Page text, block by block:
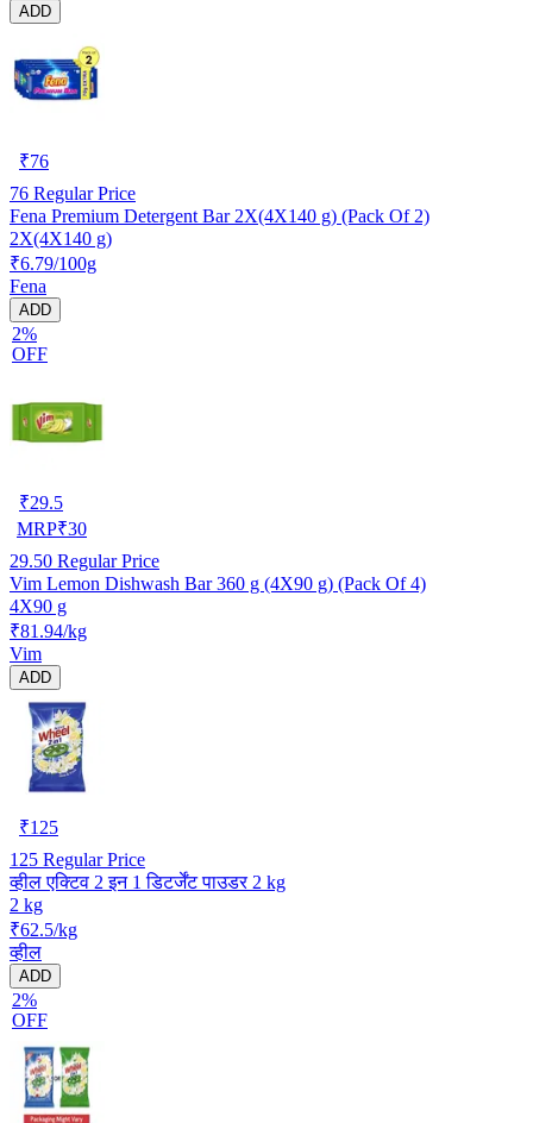
ADD
₹76
76 Regular Price
Fena Premium Detergent Bar 2X(4X140 g) (Pack Of 2)
2X(4X140 g)
₹6.79/100g
Fena
ADD
2%
OFF
₹29.5
MRP₹30
29.50 Regular Price
Vim Lemon Dishwash Bar 360 g (4X90 g) (Pack Of 4)
4X90 g
₹81.94/kg
Vim
ADD
₹125
125 Regular Price
व्हील एक्टिव 2 इन 1 डिटर्जेंट पाउडर 2 kg
2 kg
₹62.5/kg
व्हील
ADD
2%
OFF